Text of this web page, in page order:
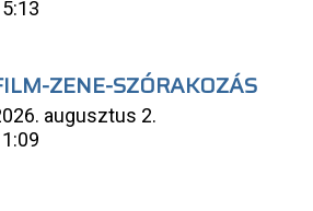
ZENE-SZÓRAKOZÁS
augusztus 2.